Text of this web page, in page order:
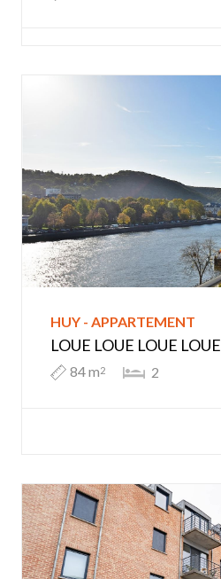
HUY - APPARTEMENT
LOUE LOUE LOUE LOUE
84 m2 2